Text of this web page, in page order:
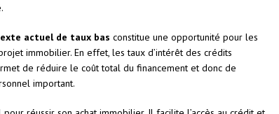
actuel de taux bas constitue une opportunité pour les
immobilier. En effet, les taux d’intérêt des crédits
de réduire le coût total du financement et donc de
important.